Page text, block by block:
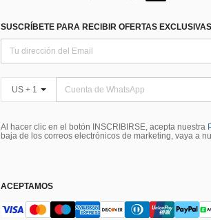
SUSCRÍBETE PARA RECIBIR OFERTAS
US + 1
Al hacer clic en el botón INSCRIBIRSE, acepta nuestra
baja de los correos electrónicos de marketing, vaya a
ACEPTAMOS